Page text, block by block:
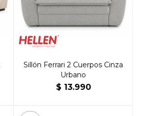
Sillón Ferrari 2 Cuerpos Cinza
Urbano
$ 13.990